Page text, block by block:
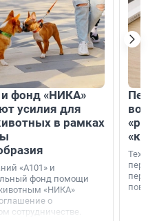
и фонд «НИКА»
усилия для
в рамках
«А101» и
фонд помощи
«НИКА»
о
сотрудничестве.